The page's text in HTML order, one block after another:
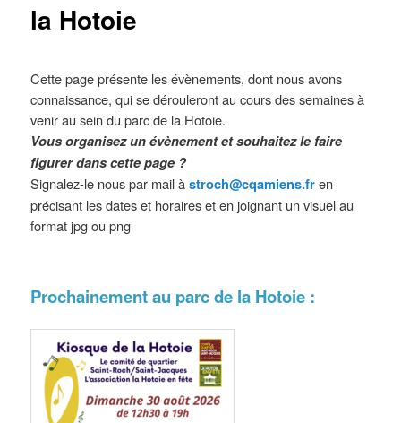
la Hotoie
Cette page présente les évènements, dont nous avons
connaissance, qui se dérouleront au cours des semaines à
venir au sein du parc de la Hotoie.
Vous organisez un évènement et souhaitez le faire
figurer dans cette page ?
Signalez-le nous par mail àstroch@cqamiens.fren
précisant les dates et horaires et en joignant un visuel au
format jpg ou png
Prochainement au parc de la Hotoie :